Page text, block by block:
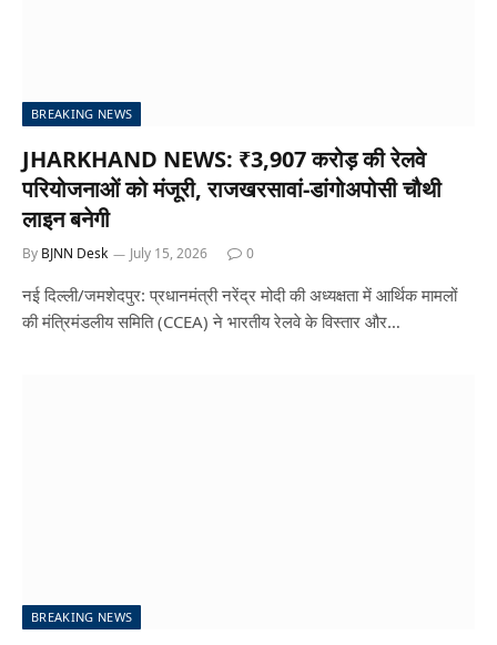
BREAKING NEWS
JHARKHAND NEWS: ₹3,907 करोड़ की रेलवे
परियोजनाओं को मंजूरी, राजखरसावां-डांगोअपोसी चौथी
लाइन बनेगी
By BJNN Desk July 15, 2026 0
नई दिल्ली/जमशेदपुर: प्रधानमंत्री नरेंद्र मोदी की अध्यक्षता में आर्थिक मामलों
की मंत्रिमंडलीय समिति (CCEA) ने भारतीय रेलवे के विस्तार और…
BREAKING NEWS